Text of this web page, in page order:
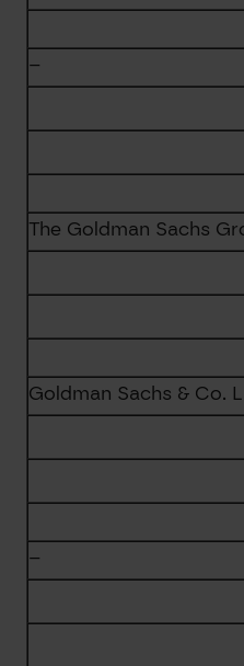
–
The Goldman Sachs
Goldman Sachs & Co.
–